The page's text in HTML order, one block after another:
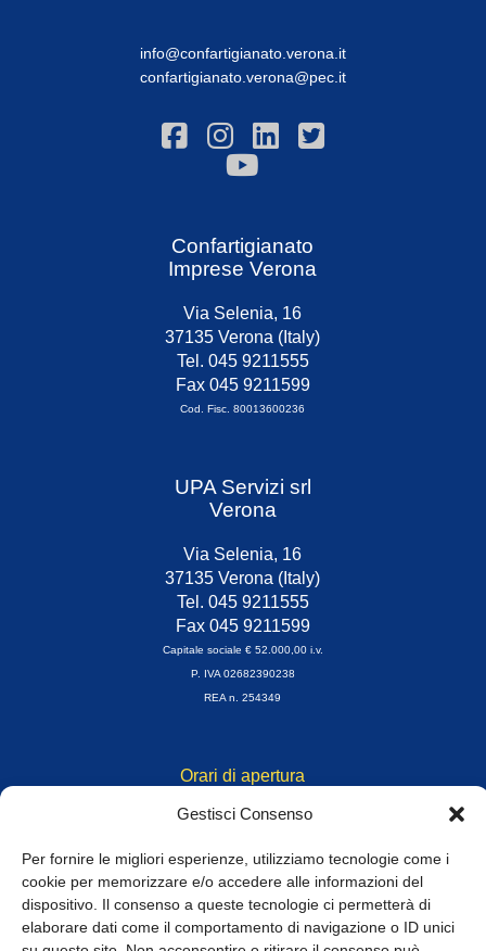
Gestisci Consenso
Per fornire le migliori esperienze, utilizziamo tecnologie come i
cookie per memorizzare e/o accedere alle informazioni del
dispositivo. Il consenso a queste tecnologie ci permetterà di
elaborare dati come il comportamento di navigazione o ID unici
info@confartigianato.verona.it
confartigianato.verona@pec.it
Confartigianato
Imprese Verona
Via Selenia, 16
37135 Verona (Italy)
Tel. 045 9211555
Fax 045 9211599
Cod. Fisc. 80013600236
UPA Servizi srl
Verona
Via Selenia, 16
37135 Verona (Italy)
Tel. 045 9211555
Fax 045 9211599
Capitale sociale € 52.000,00 i.v.
P. IVA 02682390238
REA n. 254349
Orari di apertura
8.30-13.00 / 14.00-17.30
Whistleblowing
© Tutti i diritti riservati